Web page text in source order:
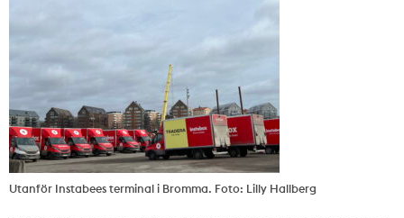
Utanför Instabees terminal i Bromma. Foto: Lilly Hallberg